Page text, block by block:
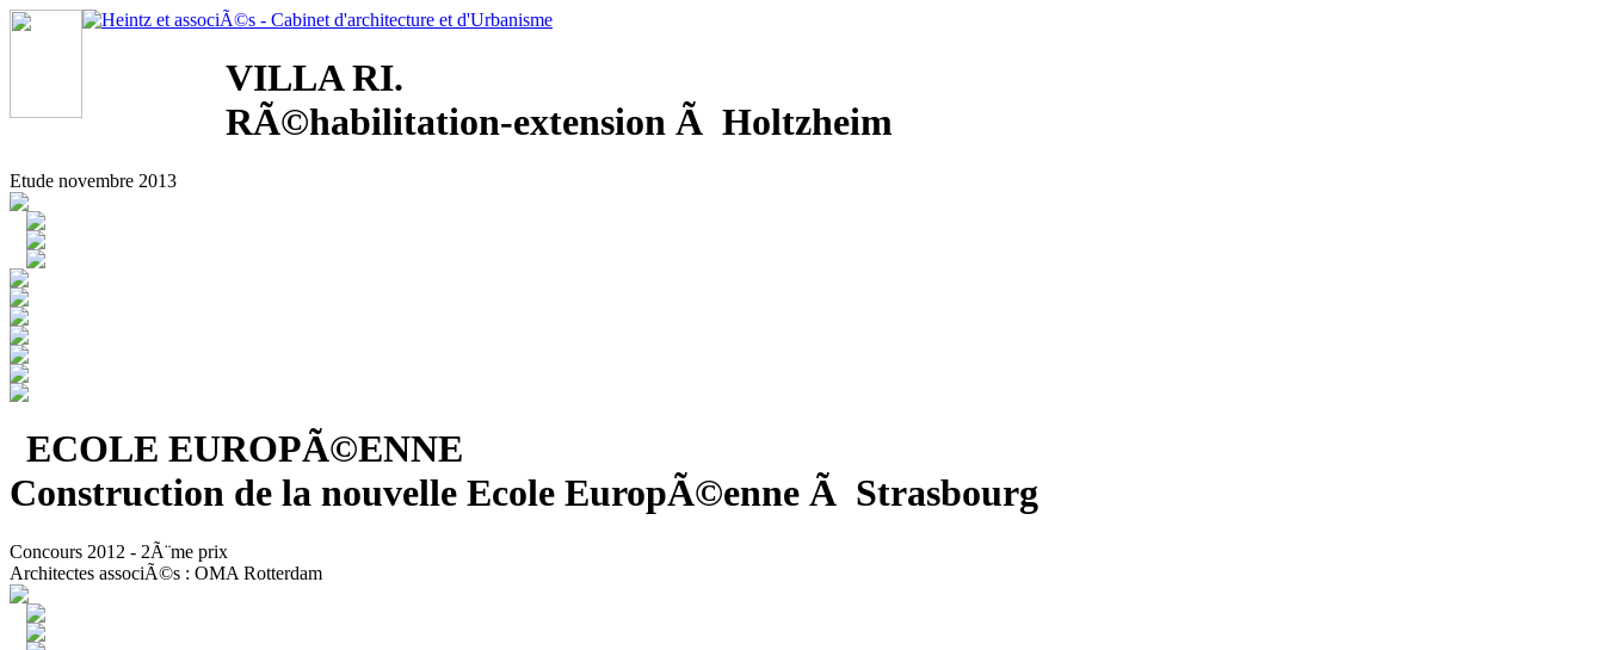
VILLA RI.
RÃ©habilitation-extension Ã Holtzheim
Etude novembre 2013
ECOLE EUROPÃ©ENNE
Construction de la nouvelle Ecole EuropÃ©enne Ã Strasbourg
Concours 2012 - 2Ã¨me prix
Architectes associÃ©s : OMA Rotterdam